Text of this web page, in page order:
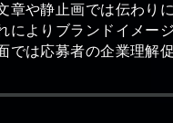
章や静止画では伝わり
によりブランドイメー
では応募者の企業理解